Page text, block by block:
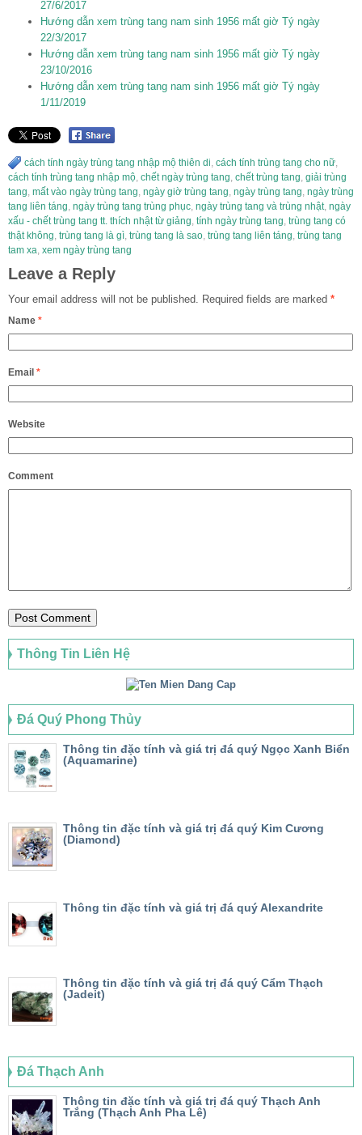
27/6/2017
Hướng dẫn xem trùng tang nam sinh 1956 mất giờ Tý ngày
22/3/2017
Hướng dẫn xem trùng tang nam sinh 1956 mất giờ Tý ngày
23/10/2016
Hướng dẫn xem trùng tang nam sinh 1956 mất giờ Tý ngày
1/11/2019
cách tính ngày trùng tang nhập mộ thiên di, cách tính trùng tang cho nữ,
cách tính trùng tang nhập mộ, chết ngày trùng tang, chết trùng tang, giải trùng
tang, mất vào ngày trùng tang, ngày giờ trùng tang, ngày trùng tang, ngày trùng
tang liên táng, ngày trùng tang trùng phục, ngày trùng tang và trùng nhật, ngày
xấu - chết trùng tang tt. thích nhật từ giảng, tính ngày trùng tang, trùng tang có
thật không, trùng tang là gì, trùng tang là sao, trùng tang liên táng, trùng tang
tam xa, xem ngày trùng tang
Leave a Reply
Your email address will not be published. Required fields are marked *
Name *
Email *
Website
Comment
Thông Tin Liên Hệ
Đá Quý Phong Thủy
Thông tin đặc tính và giá trị đá quý Ngọc Xanh Biển
(Aquamarine)
Thông tin đặc tính và giá trị đá quý Kim Cương
(Diamond)
Thông tin đặc tính và giá trị đá quý Alexandrite
Thông tin đặc tính và giá trị đá quý Cẩm Thạch
(Jadeit)
Đá Thạch Anh
Thông tin đặc tính và giá trị đá quý Thạch Anh
Trắng (Thạch Anh Pha Lê)